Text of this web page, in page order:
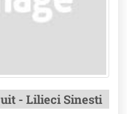
- Lilieci Sinesti